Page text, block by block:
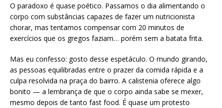
O paradoxo é quase poético. Passamos o dia alimentando o
corpo com substâncias capazes de fazer um nutricionista
chorar, mas tentamos compensar com 20 minutos de
exercícios que os gregos faziam… porém sem a batata frita.
Mas eu confesso: gosto desse espetáculo. O mundo girando,
as pessoas equilibradas entre o prazer da comida rápida e a
culpa resolvida na praça do bairro. A calistenia oferece algo
bonito — a lembrança de que o corpo ainda sabe se mexer,
mesmo depois de tanto fast food. É quase um protesto